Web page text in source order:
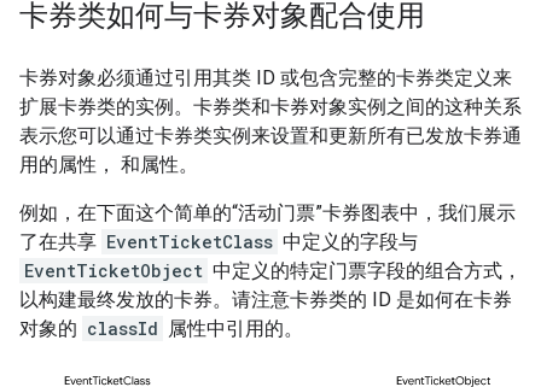
卡券类如何与卡券对象配合使用
卡券对象必须通过引用其类 ID 或包含完整的卡券类定义来
扩展卡券类的实例。卡券类和卡券对象实例之间的这种关系
表示您可以通过卡券类实例来设置和更新所有已发放卡券通
用的属性， 和属性。
例如，在下面这个简单的“活动门票”卡券图表中，我们展示
了在共享 EventTicketClass 中定义的字段与
EventTicketObject 中定义的特定门票字段的组合方式，
以构建最终发放的卡券。请注意卡券类的 ID 是如何在卡券
对象的 classId 属性中引用的。